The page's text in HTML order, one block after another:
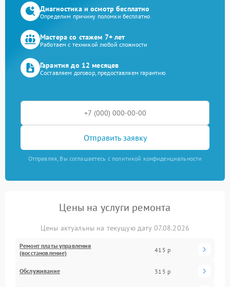
Диагностика и осмотр бесплатно
Определим причину поломки бесплатно
Мастера со стажем 7+ лет
Работаем с техникой любой сложности
Гарантия до 12 месяцев
Составляем договор, предоставляем гарантию
Отправить заявку
Отправляя, Вы соглашаетесь с политикой конфиденциальности
Цены на услуги ремонта
Цены актуальны на текущую дату 07.08.2026
Ремонт платы управления
(восстановление)
415 р
Обслуживание 315 р